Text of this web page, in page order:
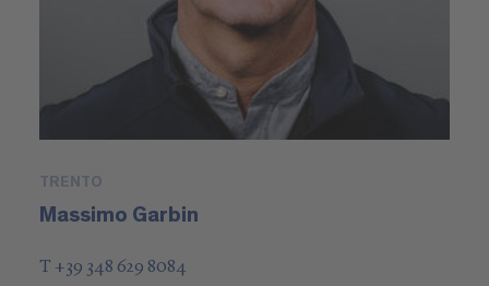
TRENTO
Massimo Garbin
T +39 348 629 8084